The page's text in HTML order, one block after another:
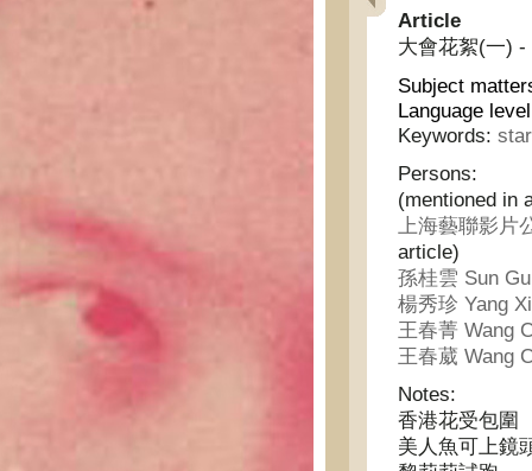
Article
大會花絮(一) -
Subject
Language
Keywords:
Persons:
(mentioned in
上海藝聯影
article)
孫桂雲 Sun
楊秀珍 Yang
王春菁 Wang
王春葳 Wang
Notes:
香港花受包圍
美人魚可上鏡